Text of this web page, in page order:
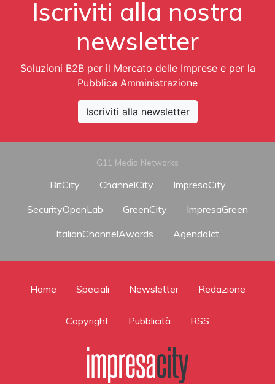
Iscriviti alla nostra
newsletter
Soluzioni B2B per il Mercato delle Imprese e per la
Pubblica Amministrazione
Iscriviti alla newsletter
G11 Media Networks
BitCity ChannelCity
ImpresaCity
SecurityOpenLab
GreenCity
ImpresaGreen
ItalianChannelAwards
AgendaIct
Home Speciali Newsletter Redazione
Copyright Pubblicità RSS